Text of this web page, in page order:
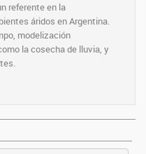
referente en la
áridos en Argentina.
modelización
la cosecha de lluvia, y